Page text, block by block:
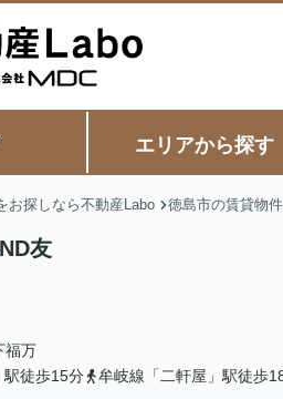
エリアから探す
お探しなら不動産Labo 徳島市の賃貸物
友
福万
駅徒歩15分
牟岐線「二軒屋」駅徒歩